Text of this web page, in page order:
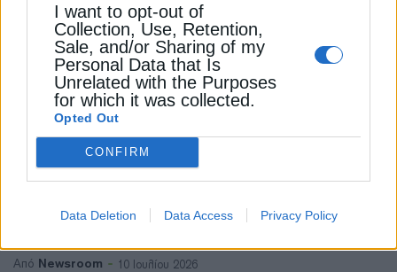
I want to opt-out of
Collection, Use, Retention,
Sale, and/or Sharing of my
Personal Data that Is
Unrelated with the Purposes
for which it was collected.
Opted Out
CONFIRM
Data Deletion Data Access Privacy Policy
ΔΙΕΘΝΗ
IEA: Η ένταση ΗΠΑ- Ιράν μπορεί να
ανατρέψει την πρόβλεψη για
πλεόνασμα πετρελαίου το 2027
Ο ΙΕΑ εκτιμά ότι η παγκόσμια προσφορά
πετρελαίου θα αυξηθεί κατά 7,5 εκατ. βαρέλια
3,7 εκατ. βαρέλια...
Από Newsroom 10 Ιουλίου 2026